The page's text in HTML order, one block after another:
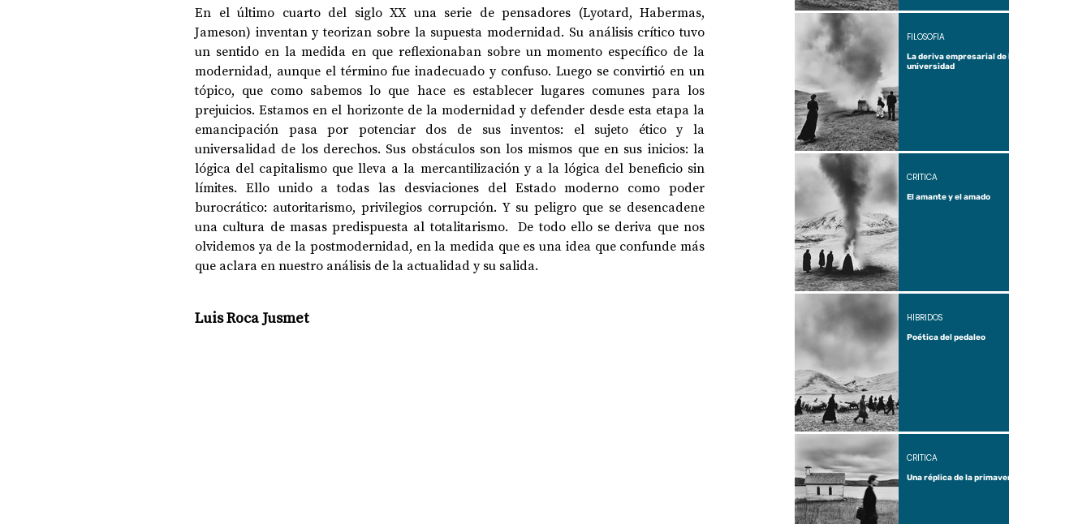
En el último cuarto del siglo XX una serie de pensadores (Lyotard, Habermas,
Jameson) inventan y teorizan sobre la supuesta modernidad. Su análisis crítico tuvo
un sentido en la medida en que reflexionaban sobre un momento específico de la
modernidad, aunque el término fue inadecuado y confuso. Luego se convirtió en un
tópico, que como sabemos lo que hace es establecer lugares comunes para los
prejuicios. Estamos en el horizonte de la modernidad y defender desde esta etapa la
emancipación pasa por potenciar dos de sus inventos: el sujeto ético y la
universalidad de los derechos. Sus obstáculos son los mismos que en sus inicios: la
lógica del capitalismo que lleva a la mercantilización y a la lógica del beneficio sin
límites. Ello unido a todas las desviaciones del Estado moderno como poder
burocrático: autoritarismo, privilegios corrupción. Y su peligro que se desencadene
una cultura de masas predispuesta al totalitarismo.  De todo ello se deriva que nos
olvidemos ya de la postmodernidad, en la medida que es una idea que confunde más
que aclara en nuestro análisis de la actualidad y su salida.
Luis Roca Jusmet
La deriva empresarial de la
universidad
FILOSOFÍA
El amante y el amado
CRÍTICA
Poética del pedaleo
HÍBRIDOS
Una réplica de la primavera
CRÍTICA